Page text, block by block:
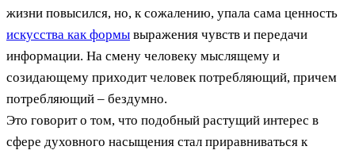
жизни повысился, но, к сожалению, упала сама ценность
искусства как формы выражения чувств и передачи
информации. На смену человеку мыслящему и
созидающему приходит человек потребляющий, причем
потребляющий – бездумно.
Это говорит о том, что подобный растущий интерес в
сфере духовного насыщения стал приравниваться к